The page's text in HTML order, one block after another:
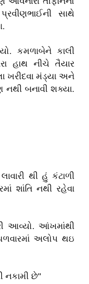
સાથે
કમળાબેને કાલી
હાથ નીચે તૈયાર
ખરીદવા મંડ્યા અને
બનાવી શક્યા.
થી હું કંટાળી
શાંતિ નથી રહેવા
આવ્યો. આંખમાંથી
અલોપ થઇ
નકામી છે"